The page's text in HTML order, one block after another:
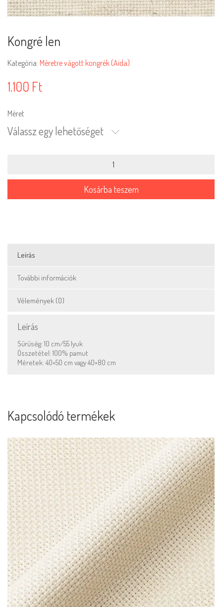
Kongré len
Kategória: Méretre vágott kongrék (Aida)
1.100 Ft
Méret
Válassz egy lehetőséget
mennyiség
Kosárba teszem
Leírás
További információk
Vélemények (0)
Leírás
Sűrűség: 10 cm/55 lyuk
Összetétel: 100% pamut
Méretek: 40×50 cm vagy 40×80 cm
Kapcsolódó termékek